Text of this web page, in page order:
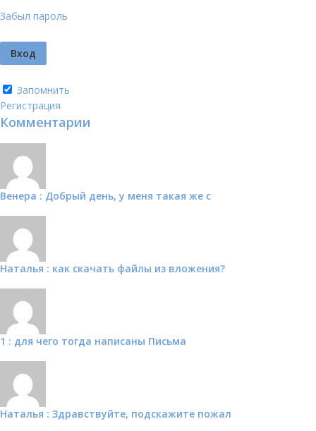
Забыл пароль
Запомнить
Регистрация
Комментарии
Венера : Добрый день, у меня такая же с
Наталья : как скачать файлы из вложения?
1 : для чего тогда написаны Письма
Наталья : Здравствуйте, подскажите пожал